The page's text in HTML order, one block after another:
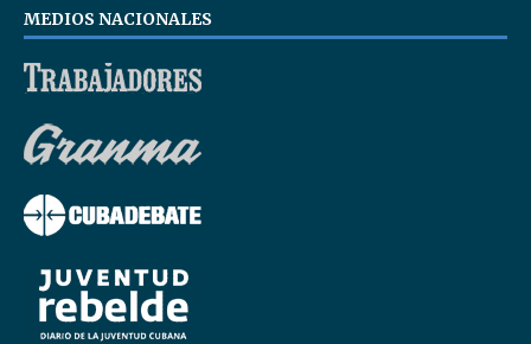
MEDIOS NACIONALES